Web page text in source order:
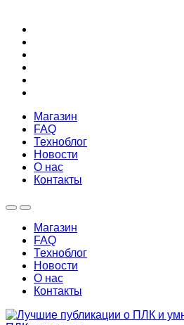
Магазин
FAQ
Техноблог
Новости
О нас
Контакты
Магазин
FAQ
Техноблог
Новости
О нас
Контакты